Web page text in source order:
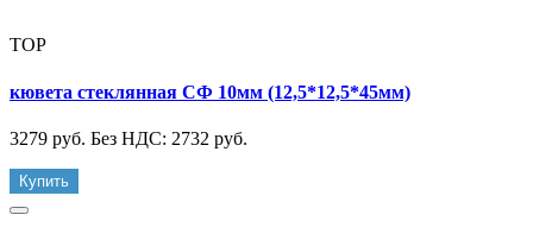
TOP
кювета стеклянная СФ 10мм (12,5*12,5*45мм)
3279 руб. Без НДС: 2732 руб.
Купить